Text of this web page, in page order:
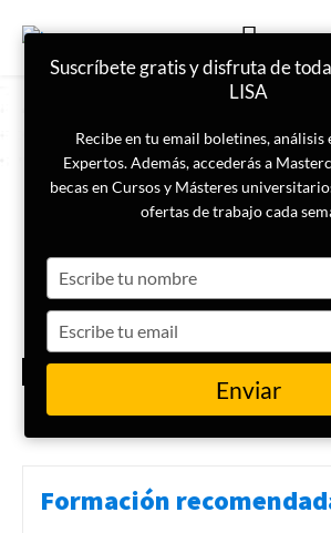
ETIQUETA
fraude en
MES
¿Cómo
robo de
Formación
Suscríbete gratis y disfruta de
LISA
Recibe en tu email boletines, análisis
Expertos. Además, accederás a
becas en Cursos y Másteres
ofertas de trabajo cada
your
name
your
email
Enviar